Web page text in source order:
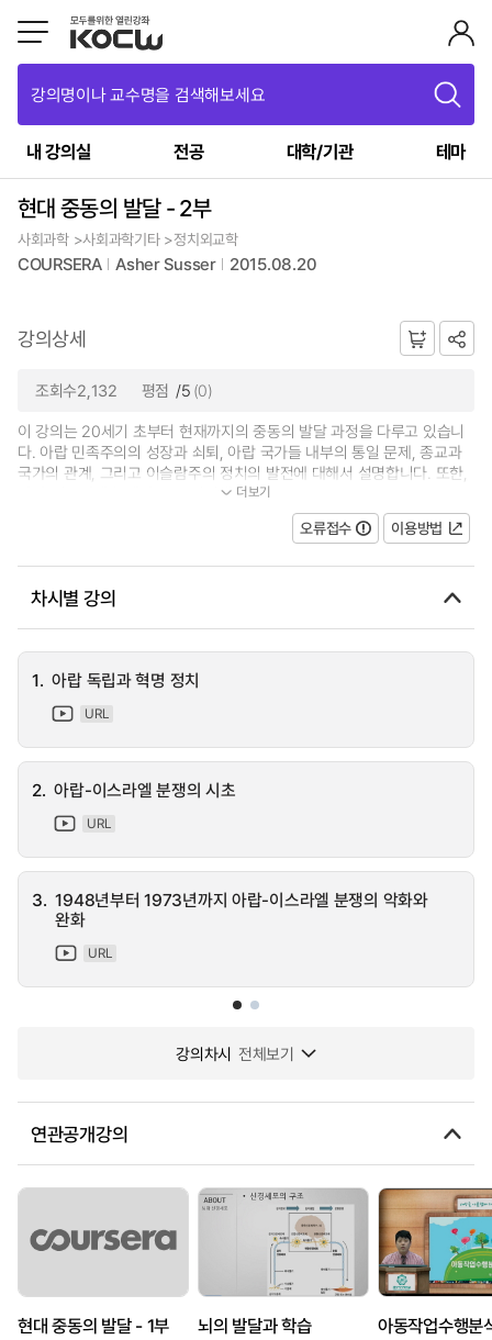
강의명이나 교수명을 검색해보세요
내 강의실 전공 대학/기관 테마
현대 중동의 발달 - 2부
사회과학 >사회과학기타 >정치외교학
COURSERA Asher Susser 2015.08.20
강의상세
조회수2,132 평점 /5 (0)
이 강의는 20세기 초부터 현재까지의 중동의 발달 과정을 다루고 있습니
다. 아랍 민족주의의 성장과 쇠퇴, 아랍 국가들 내부의 통일 문제, 종교과
국가의 관계, 그리고 이슬람주의 정치의 발전에 대해서 설명합니다. 또한,
아랍-이스라엘 분쟁과 중동 지역에...더보기
오류접수 이용방법
차시별 강의
1. 아랍 독립과 혁명 정치
URL
2. 아랍-이스라엘 분쟁의 시초
URL
3. 1948년부터 1973년까지 아랍-이스라엘 분쟁의 악화와
완화
URL
강의차시 전체보기
연관공개강의
현대 중동의 발달 - 1부 뇌의 발달과 학습